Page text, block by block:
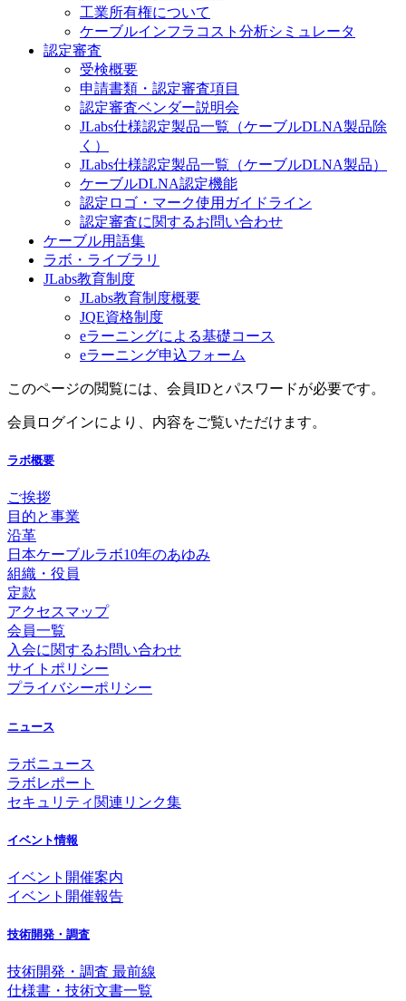
工業所有権について
ケーブルインフラコスト分析シミュレータ
認定審査
受検概要
申請書類・認定審査項目
認定審査ベンダー説明会
JLabs仕様認定製品一覧（ケーブルDLNA製品除
く）
JLabs仕様認定製品一覧（ケーブルDLNA製品）
ケーブルDLNA認定機能
認定ロゴ・マーク使用ガイドライン
認定審査に関するお問い合わせ
ケーブル用語集
ラボ・ライブラリ
JLabs教育制度
JLabs教育制度概要
JQE資格制度
eラーニングによる基礎コース
eラーニング申込フォーム
このページの閲覧には、会員IDとパスワードが必要です。
会員ログインにより、内容をご覧いただけます。
ラボ概要
ご挨拶
目的と事業
沿革
日本ケーブルラボ10年のあゆみ
組織・役員
定款
アクセスマップ
会員一覧
入会に関するお問い合わせ
サイトポリシー
プライバシーポリシー
ニュース
ラボニュース
ラボレポート
セキュリティ関連リンク集
イベント情報
イベント開催案内
イベント開催報告
技術開発・調査
技術開発・調査 最前線
仕様書・技術文書一覧